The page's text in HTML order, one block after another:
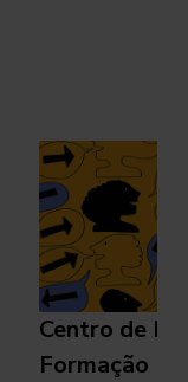
Centro de
Formação